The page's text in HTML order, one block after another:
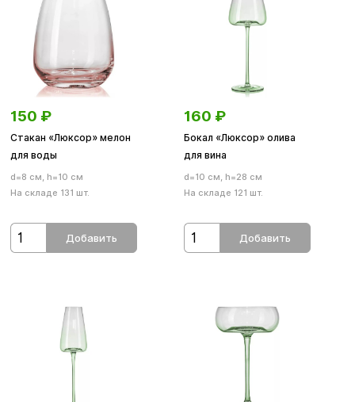
150 ₽
Стакан «Люксор» мелон
для воды
d=8 см, h=10 см
На складе 131 шт.
Добавить
160 ₽
Бокал «Люксор» олива
для вина
d=10 см, h=28 см
На складе 121 шт.
Добавить